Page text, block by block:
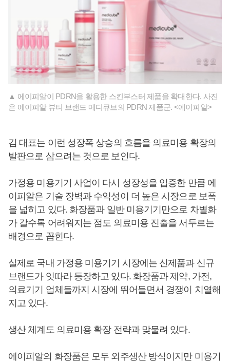
▲ 에이피알이 PDRN을 활용한 스킨부스터 제품을 확대한다. 사진
은 에이피알 뷰티 브랜드 메디큐브의 PDRN 제품군. <에이피알>
김 대표는 이런 성장폭 상승의 흐름을 의료미용 확장의
발판으로 삼으려는 것으로 보인다.
가정용 미용기기 사업이 다시 성장성을 입증한 만큼 에
이피알은 기술 장벽과 수익성이 더 높은 시장으로 보폭
을 넓히고 있다. 화장품과 일반 미용기기만으로 차별화
가 갈수록 어려워지는 점도 의료미용 진출을 서두르는
배경으로 꼽힌다.
실제로 국내 가정용 미용기기 시장에는 신제품과 신규
브랜드가 잇따라 등장하고 있다. 화장품과 제약, 가전,
의료기기 업체들까지 시장에 뛰어들면서 경쟁이 치열해
지고 있다.
생산 체계도 의료미용 확장 전략과 맞물려 있다.
에이피알의 화장품은 모두 외주생산 방식이지만 미용기